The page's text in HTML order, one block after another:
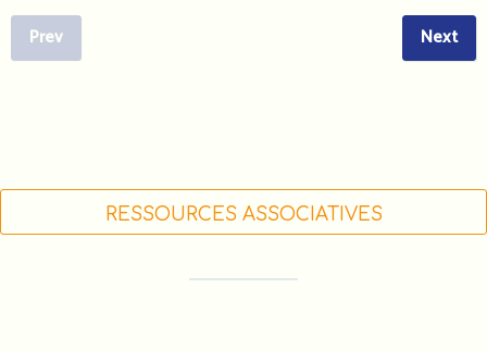
Prev Next
RESSOURCES ASSOCIATIVES